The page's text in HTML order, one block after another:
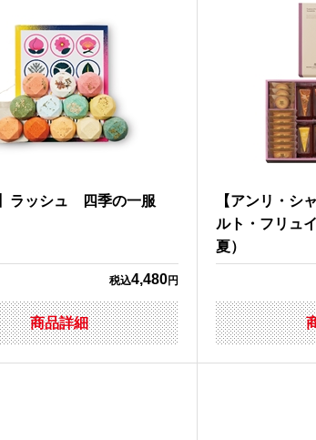
ラッシュ 四季の一服
税込4,480円
商品詳細
【アンリ・シ
ルト・フリュ
夏）